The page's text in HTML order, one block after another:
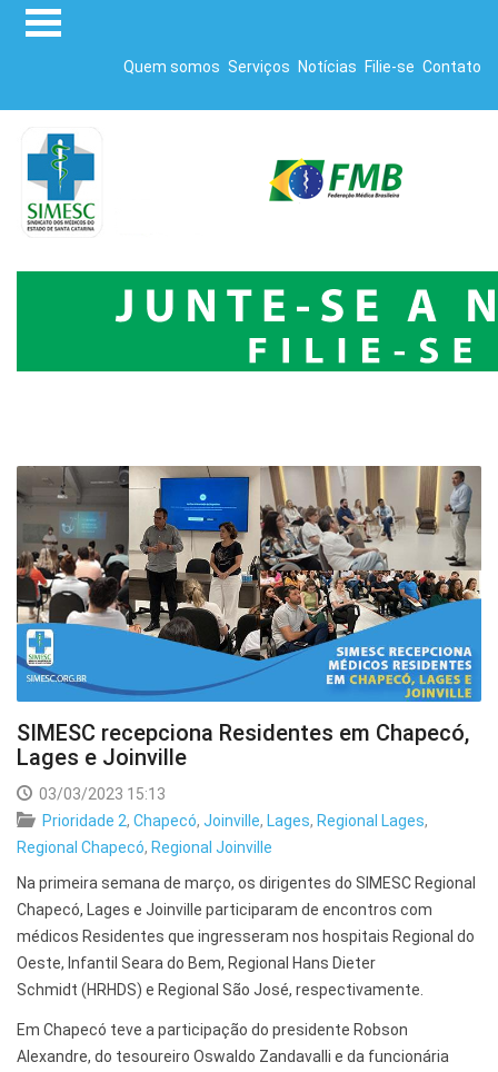
Quem somos Serviços Notícias Filie-se Contato
SIMESC recepciona Residentes em Chapecó,
Lages e Joinville
03/03/2023 15:13
Prioridade 2, Chapecó, Joinville, Lages, Regional Lages,
Regional Chapecó, Regional Joinville
Na primeira semana de março, os dirigentes do SIMESC Regional
Chapecó, Lages e Joinville participaram de encontros com
médicos Residentes que ingresseram nos hospitais Regional do
Oeste, Infantil Seara do Bem, Regional Hans Dieter
Schmidt (HRHDS) e Regional São José, respectivamente.
Em Chapecó teve a participação do presidente Robson
Alexandre, do tesoureiro Oswaldo Zandavalli e da funcionária